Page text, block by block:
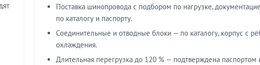
Поставка шинопровода с подбором по нагрузке,
по каталогу и паспорту.
Соединительные и отводные блоки — по каталогу, корпус с
охлаждения.
Длительная перегрузка до 120 % — подтверждена паспортом